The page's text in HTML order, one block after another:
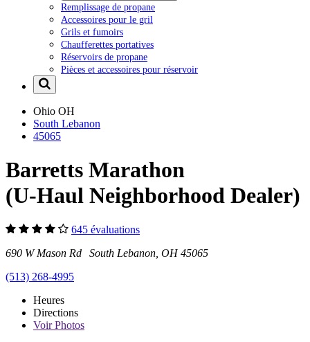
Remplissage de propane
Accessoires pour le gril
Grils et fumoirs
Chaufferettes portatives
Réservoirs de propane
Pièces et accessoires pour réservoir
Ohio OH
South Lebanon
45065
Barretts Marathon
(U-Haul Neighborhood Dealer)
645 évaluations
690 W Mason Rd South Lebanon, OH 45065
(513) 268-4995
Heures
Directions
VoirPhotos